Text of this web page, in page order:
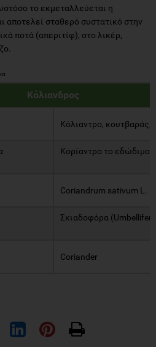
το εκμεταλλεύεται η
αποτελεί σταθερό συστατικό στην
ποτά (απεριτίφ), στο λικέρ,
Κόλιανδρος
Κόλιαντρο, κουτβαράς,
Κορίαντρο το εδώδιμο
Coriandrum sativum L.
Σκιαδοφόρα
Coriander